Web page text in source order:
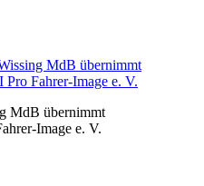
MdB übernimmt
Fahrer-Image e. V.
MdB übernimmt
Image e. V.